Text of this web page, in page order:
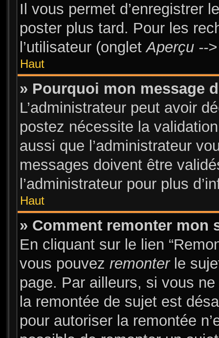
Il vous permet d’enregistrer
poster plus tard. Pour les
l’utilisateur (ongletAperçu --
Haut
» Pourquoi mon message
L’administrateur peut avoir
postez nécessite la
aussi que l’administrateur
messages doivent être
l’administrateur pour plus
Haut
» Comment remonter mon
En cliquant sur le lien
vous pouvez remonterle
page. Par ailleurs, si vous
la remontée de sujet est
pour autoriser la remontée